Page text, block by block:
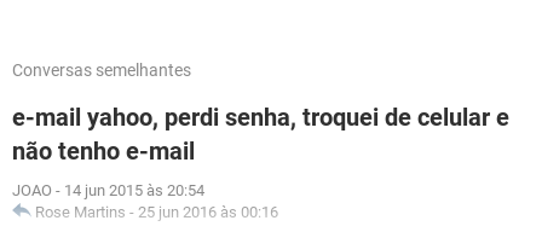
Conversas semelhantes
e-mail yahoo, perdi senha, troquei de celular e
não tenho e-mail
JOAO - 14 jun 2015 às 20:54
Rose Martins - 25 jun 2016 às 00:16